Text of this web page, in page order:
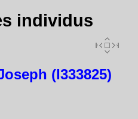
individus
(I333825)